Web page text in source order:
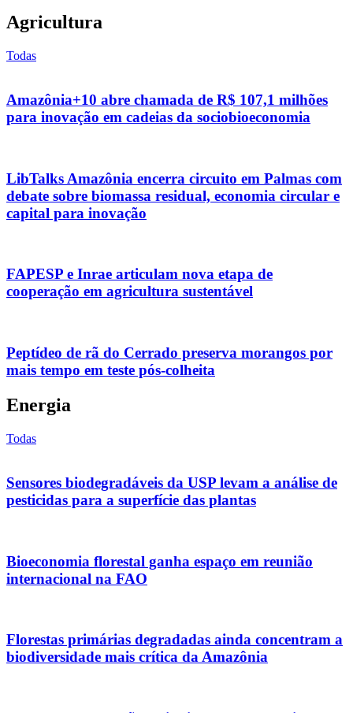
Agricultura
Todas
Amazônia+10 abre chamada de R$ 107,1 milhões
para inovação em cadeias da sociobioeconomia
LibTalks Amazônia encerra circuito em Palmas com
debate sobre biomassa residual, economia circular e
capital para inovação
FAPESP e Inrae articulam nova etapa de
cooperação em agricultura sustentável
Peptídeo de rã do Cerrado preserva morangos por
mais tempo em teste pós-colheita
Energia
Todas
Sensores biodegradáveis da USP levam a análise de
pesticidas para a superfície das plantas
Bioeconomia florestal ganha espaço em reunião
internacional na FAO
Florestas primárias degradadas ainda concentram a
biodiversidade mais crítica da Amazônia